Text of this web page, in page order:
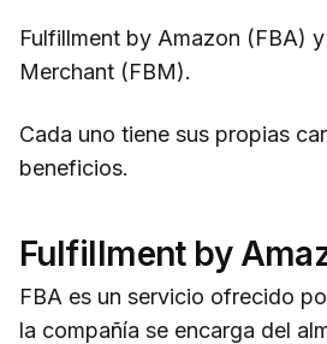
Fulfillment by Amazon (FBA)
Merchant (FBM).
Cada uno tiene sus propias
beneficios.
Fulfillment by
FBA es un servicio ofrecido
la compañía se encarga del